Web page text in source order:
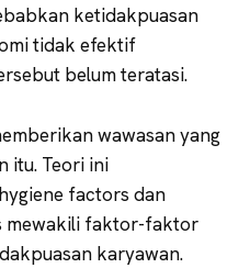
ketidakpuasan
tidak efektif
belum teratasi.
wawasan yang
itu. Teori ini
factors dan
mewakili faktor-faktor
karyawan.